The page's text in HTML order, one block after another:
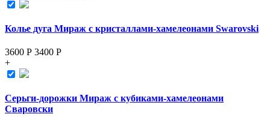
Колье дуга Мираж с кристаллами-хамелеонами Swarovski
3600 Р 3400 Р
+
Серьги-дорожки Мираж с кубиками-хамелеонами
Сваровски